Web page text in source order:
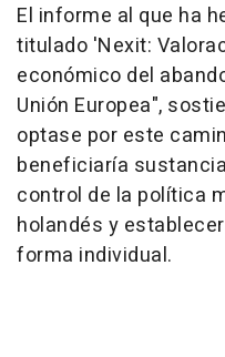
El informe al que ha
titulado 'Nexit:
económico del
Unión Europea",
optase por este
beneficiaría
control de la política
holandés y
forma individual.